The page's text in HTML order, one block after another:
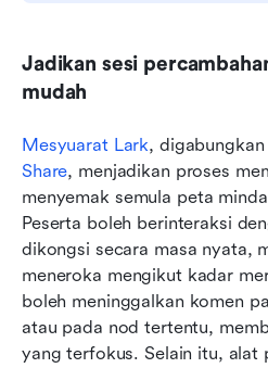
Jadikan sesi
mudah
Mesyuarat Lark,
Share, menjadikan proses
menyemak semula peta
Peserta boleh berinteraksi
dikongsi secara masa nyata,
meneroka mengikut kadar
boleh meninggalkan komen
atau pada nod tertentu,
yang terfokus. Selain itu, alat